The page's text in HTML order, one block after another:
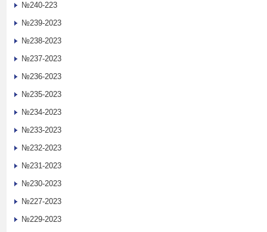
№240-223
№239-2023
№238-2023
№237-2023
№236-2023
№235-2023
№234-2023
№233-2023
№232-2023
№231-2023
№230-2023
№227-2023
№229-2023